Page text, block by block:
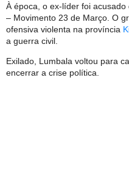
À época, o ex-líder foi
– Movimento 23 de Março. O
ofensiva violenta na província
a guerra civil.
Exilado, Lumbala voltou para
encerrar a crise política.